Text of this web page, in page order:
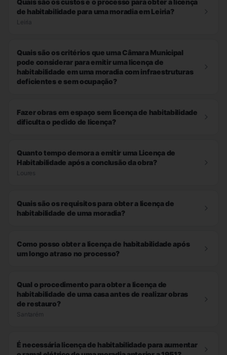
Quais são os custos e o processo para obter a licença
de habitabilidade para uma moradia em Leiria?
Leiria
Quais são os critérios que uma Câmara Municipal
pode considerar para emitir uma licença de
habitabilidade em uma moradia com infraestruturas
deficientes e sem ocupação?
Fazer obras em espaço sem licença de habitabilidade
dificulta o pedido de licença?
Quanto tempo demora a emitir uma Licença de
Habitabilidade após a conclusão da obra?
Loures
Quais são os requisitos para obter a licença de
habitabilidade de uma moradia?
Como posso obter a licença de habitabilidade após
um longo atraso no processo?
Qual o procedimento para obter a licença de
habitabilidade de uma casa antes de realizar obras
de restauro?
Santarém
É necessária licença de habitabilidade para aumentar